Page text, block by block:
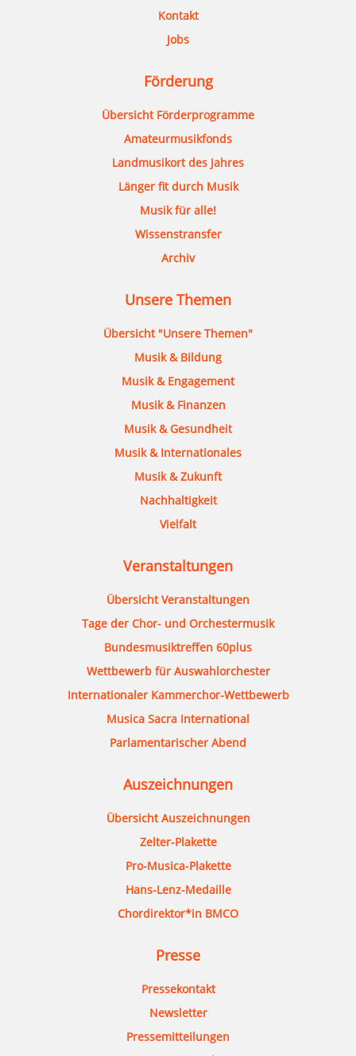
Kontakt
Jobs
Förderung
Übersicht Förderprogramme
Amateurmusikfonds
Landmusikort des Jahres
Länger fit durch Musik
Musik für alle!
Wissenstransfer
Archiv
Unsere Themen
Übersicht "Unsere Themen"
Musik & Bildung
Musik & Engagement
Musik & Finanzen
Musik & Gesundheit
Musik & Internationales
Musik & Zukunft
Nachhaltigkeit
Vielfalt
Veranstaltungen
Übersicht Veranstaltungen
Tage der Chor- und Orchestermusik
Bundesmusiktreffen 60plus
Wettbewerb für Auswahlorchester
Internationaler Kammerchor-Wettbewerb
Musica Sacra International
Parlamentarischer Abend
Auszeichnungen
Übersicht Auszeichnungen
Zelter-Plakette
Pro-Musica-Plakette
Hans-Lenz-Medaille
Chordirektor*in BMCO
Presse
Pressekontakt
Newsletter
Pressemitteilungen